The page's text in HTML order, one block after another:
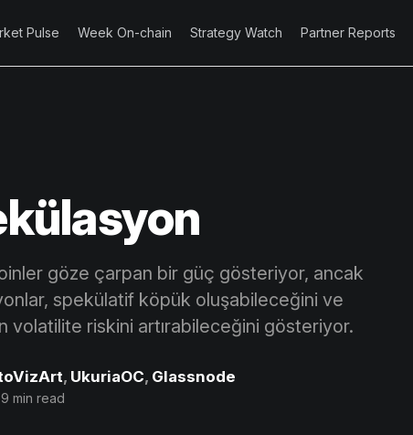
Pulse Week On-chain Strategy Watch Partner Reports
göze çarpan bir güç gösteriyor, ancak
spekülatif köpük oluşabileceğini ve
riskini artırabileceğini gösteriyor.
, UkuriaOC, Glassnode
9 min read